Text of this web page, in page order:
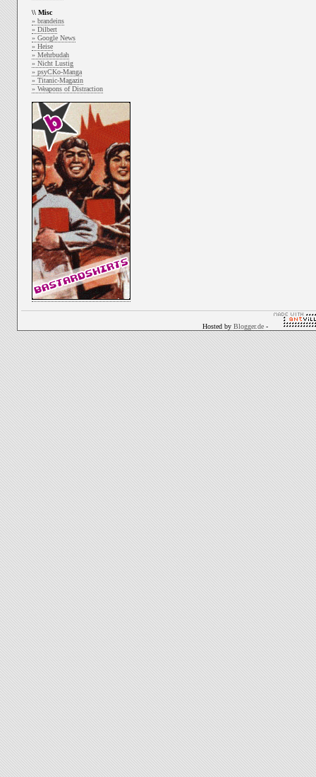
\\ Misc
» brandeins
» Dilbert
» Google News
» Heise
» Mehrbudah
» Nicht Lustig
» psyCKo-Manga
» Titanic-Magazin
» Weapons of Distraction
Hosted by Blogger.de -